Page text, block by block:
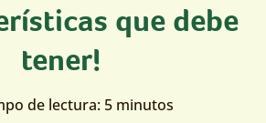
que debe
tener!
de lectura: 5 minutos